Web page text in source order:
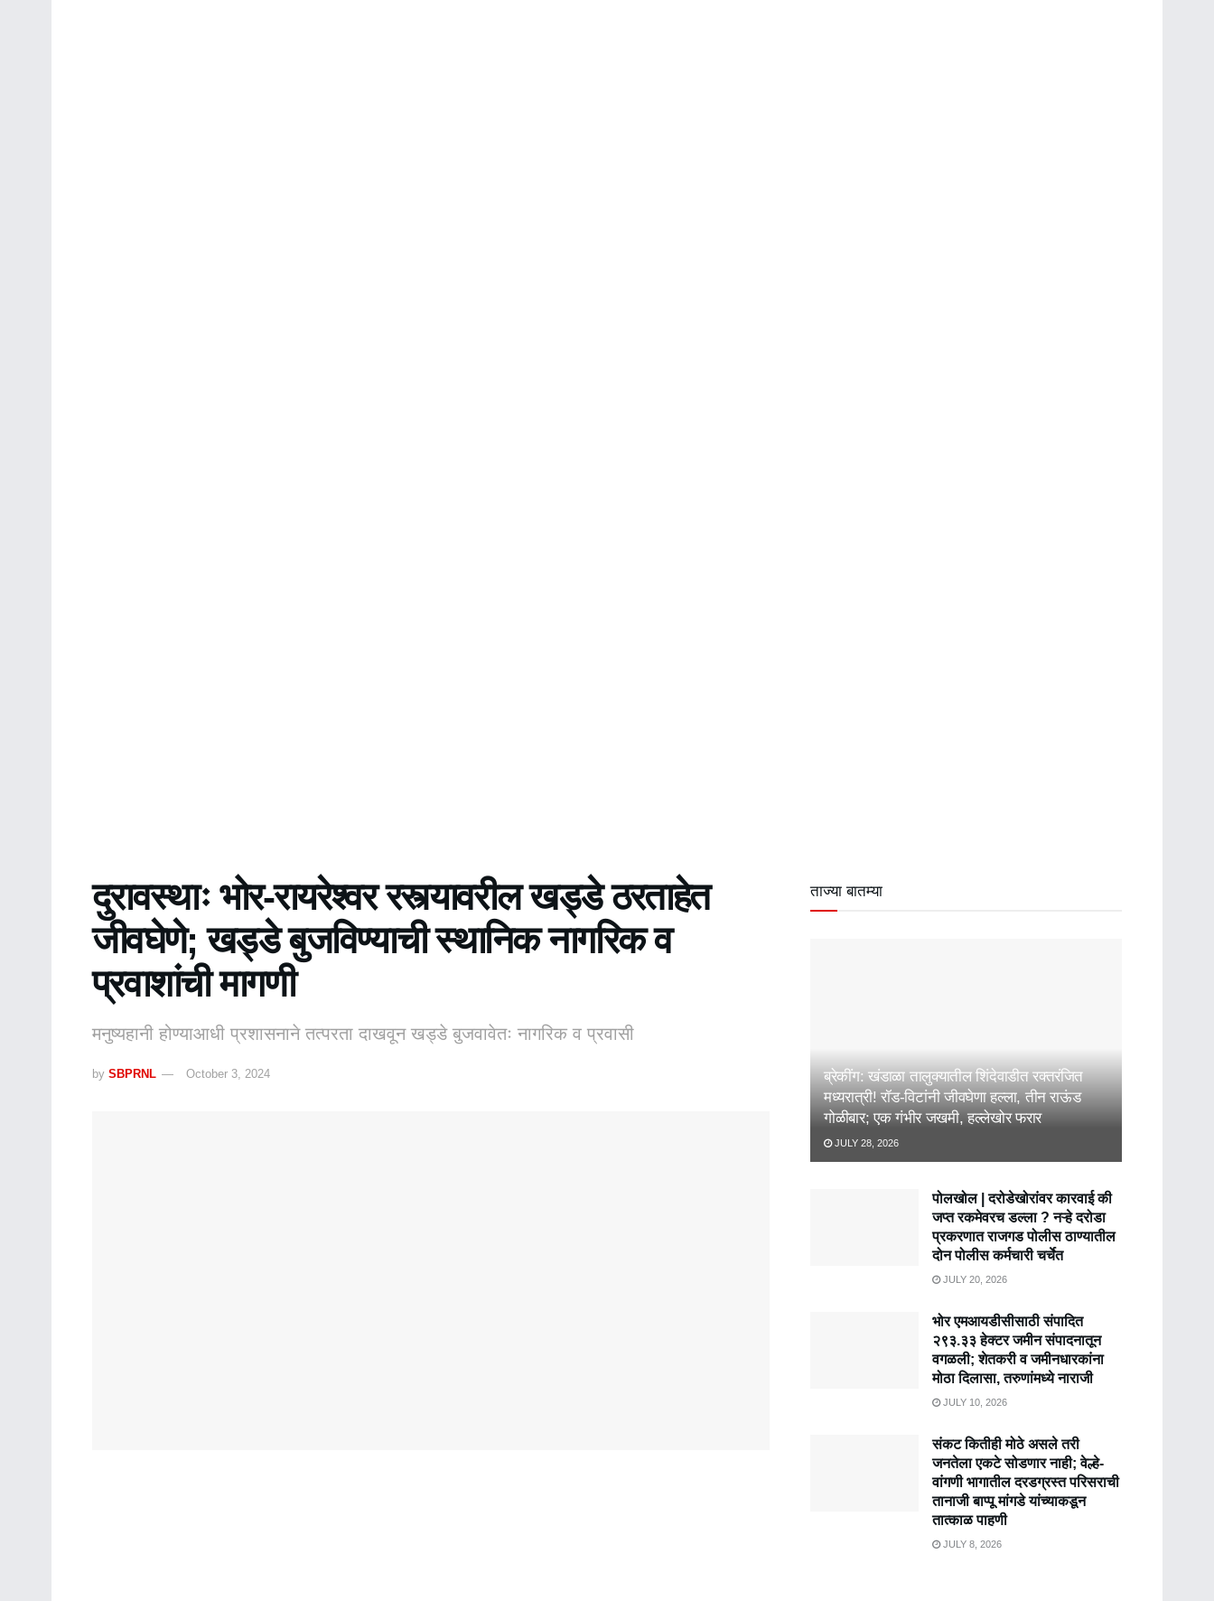
दुरावस्थाः भोर-रायरेश्वर रस्त्यावरील खड्डे ठरताहेत
जीवघेणे; खड्डे बुजविण्याची स्थानिक नागरिक व
प्रवाशांची मागणी
मनुष्यहानी होण्याआधी प्रशासनाने तत्परता दाखवून खड्डे बुजवावेतः नागरिक व प्रवासी
by SBPRNL October 3, 2024
ताज्या बातम्या
ब्रेकींग: खंडाळा तालुक्यातील शिंदेवाडीत रक्तरंजित
मध्यरात्री! रॉड-विटांनी जीवघेणा हल्ला, तीन राऊंड
गोळीबार; एक गंभीर जखमी, हल्लेखोर फरार
JULY 28, 2026
पोलखोल | दरोडेखोरांवर कारवाई की
जप्त रकमेवरच डल्ला ? नऱ्हे दरोडा
प्रकरणात राजगड पोलीस ठाण्यातील
दोन पोलीस कर्मचारी चर्चेत
JULY 20, 2026
भोर एमआयडीसीसाठी संपादित
२९३.३३ हेक्टर जमीन संपादनातून
वगळली; शेतकरी व जमीनधारकांना
मोठा दिलासा, तरुणांमध्ये नाराजी
JULY 10, 2026
संकट कितीही मोठे असले तरी
जनतेला एकटे सोडणार नाही; वेल्हे-
वांगणी भागातील दरडग्रस्त परिसराची
तानाजी बाप्पू मांगडे यांच्याकडून
तात्काळ पाहणी
JULY 8, 2026